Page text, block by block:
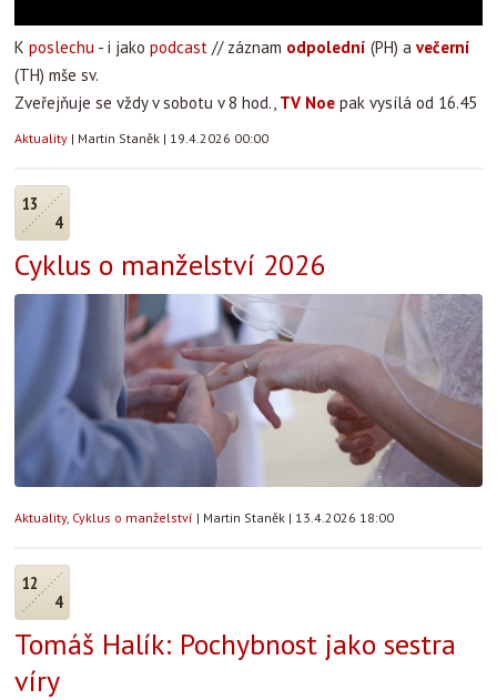
K poslechu - i jako podcast // záznam odpolední (PH) a večerní
(TH) mše sv.
Zveřejňuje se vždy v sobotu v 8 hod., TV Noe pak vysílá od 16.45
Aktuality | Martin Staněk | 19.4.2026 00:00
13
4
Cyklus o manželství 2026
Aktuality, Cyklus o manželství | Martin Staněk | 13.4.2026 18:00
12
4
Tomáš Halík: Pochybnost jako sestra
víry